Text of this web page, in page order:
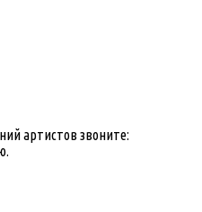
артистов звоните: